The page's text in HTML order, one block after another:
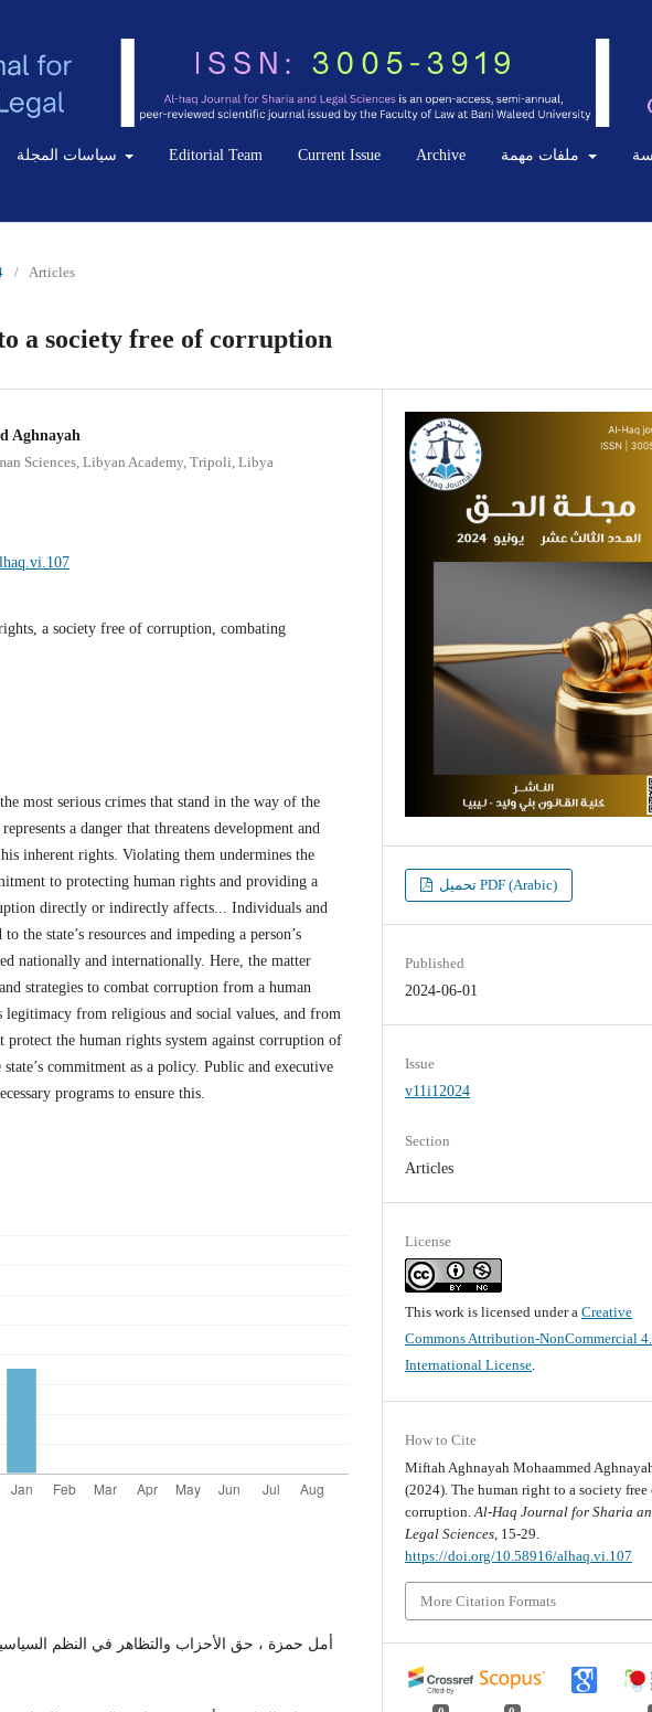
Editorial Team Current Issue Archive
/ Articles
a society free of corruption
Aghnayah
Sciences, Libyan Academy, Tripoli, Libya
a society free of corruption, combating
most serious crimes that stand in the way of the
a danger that threatens development and
inherent rights. Violating them undermines the
to protecting human rights and providing a
directly or indirectly affects... Individuals and
the state’s resources and impeding a person’s
nationally and internationally. Here, the matter
strategies to combat corruption from a human
legitimacy from religious and social values, and from
protect the human rights system against corruption of
commitment as a policy. Public and executive
programs to ensure this.
أمل حمزة ، حق الأحزاب والتظاهر في النظم
تحميل PDF (Arabic)
Published
2024-06-01
Issue
v11i12024
Section
Articles
License
This work is licensed under aCreative
Commons Attribution-NonCommercial
International License.
How to Cite
Miftah Aghnayah Mohaammed
(2024). The human right to a society free
corruption.Al-Haq Journal for Sharia
Legal Sciences, 15-29.
https://doi.org/10.58916/alhaq.vi.107
More Citation Formats